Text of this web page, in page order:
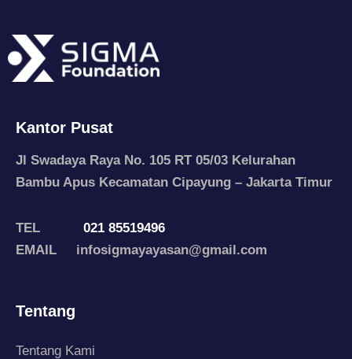
Kantor Pusat
Jl Swadaya Raya No. 105 RT 05/03 Kelurahan
Bambu Apus Kecamatan Cipayung – Jakarta Timur
TEL
021 85519496
EMAIL infosigmayayasan@gmail.com
Tentang
Tentang Kami